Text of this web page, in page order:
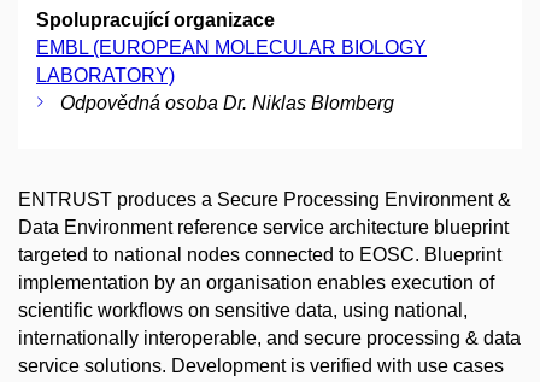
Spolupracující organizace
EMBL (EUROPEAN MOLECULAR BIOLOGY
LABORATORY)
Odpovědná osoba Dr. Niklas Blomberg
ENTRUST produces a Secure Processing Environment &
Data Environment reference service architecture blueprint
targeted to national nodes connected to EOSC. Blueprint
implementation by an organisation enables execution of
scientific workflows on sensitive data, using national,
internationally interoperable, and secure processing & data
service solutions. Development is verified with use cases